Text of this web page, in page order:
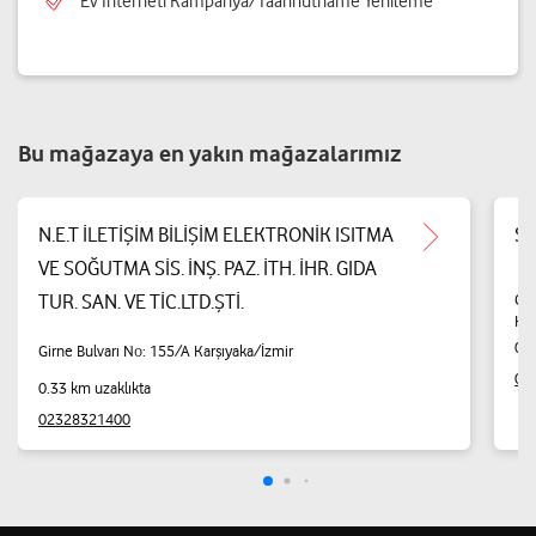
Bu mağazaya en yakın mağazalarımız
N.E.T İLETİŞİM BİLİŞİM ELEKTRONİK ISITMA
VE SOĞUTMA SİS. İNŞ. PAZ. İTH. İHR. GIDA
TUR. SAN. VE TİC.LTD.ŞTİ.
Girne Bulvarı No: 155/A Karşıyaka/İzmir
0.33 km uzaklıkta
02328321400